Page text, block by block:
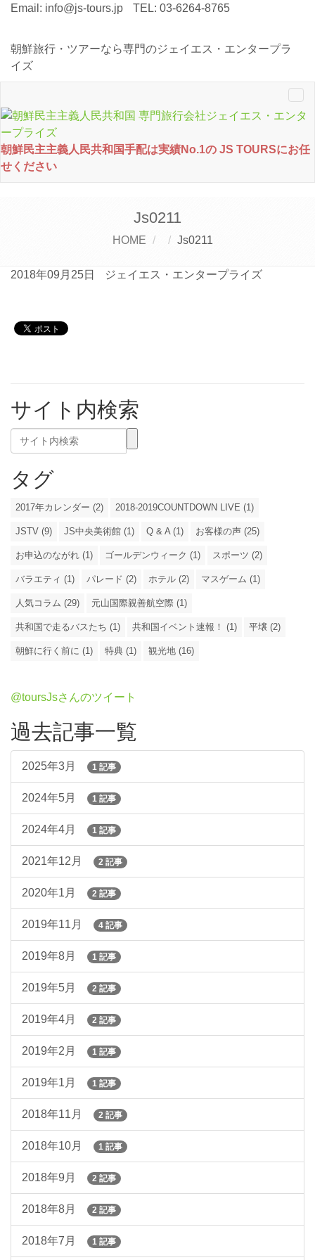
Email: info@js-tours.jp TEL: 03-6264-8765
朝鮮旅行・ツアーなら専門のジェイエス・エンタープラ
イズ
朝鮮民主主義人民共和国手配は実績No.1の JS TOURSにお任
せください
Js0211
HOME Js0211
2018年09月25日 ジェイエス・エンタープライズ
サイト内検索
タグ
2017年カレンダー (2) 2018-2019COUNTDOWN LIVE (1)
JSTV (9) JS中央美術館 (1) Q & A (1) お客様の声 (25)
お申込のながれ (1) ゴールデンウィーク (1) スポーツ (2)
バラエティ (1) パレード (2) ホテル (2) マスゲーム (1)
人気コラム (29) 元山国際親善航空際 (1)
共和国で走るバスたち (1) 共和国イベント速報！ (1) 平壌 (2)
朝鮮に行く前に (1) 特典 (1) 観光地 (16)
@toursJsさんのツイート
過去記事一覧
2025年3月 1 記事
2024年5月 1 記事
2024年4月 1 記事
2021年12月 2 記事
2020年1月 2 記事
2019年11月 4 記事
2019年8月 1 記事
2019年5月 2 記事
2019年4月 2 記事
2019年2月 1 記事
2019年1月 1 記事
2018年11月 2 記事
2018年10月 1 記事
2018年9月 2 記事
2018年8月 2 記事
2018年7月 1 記事